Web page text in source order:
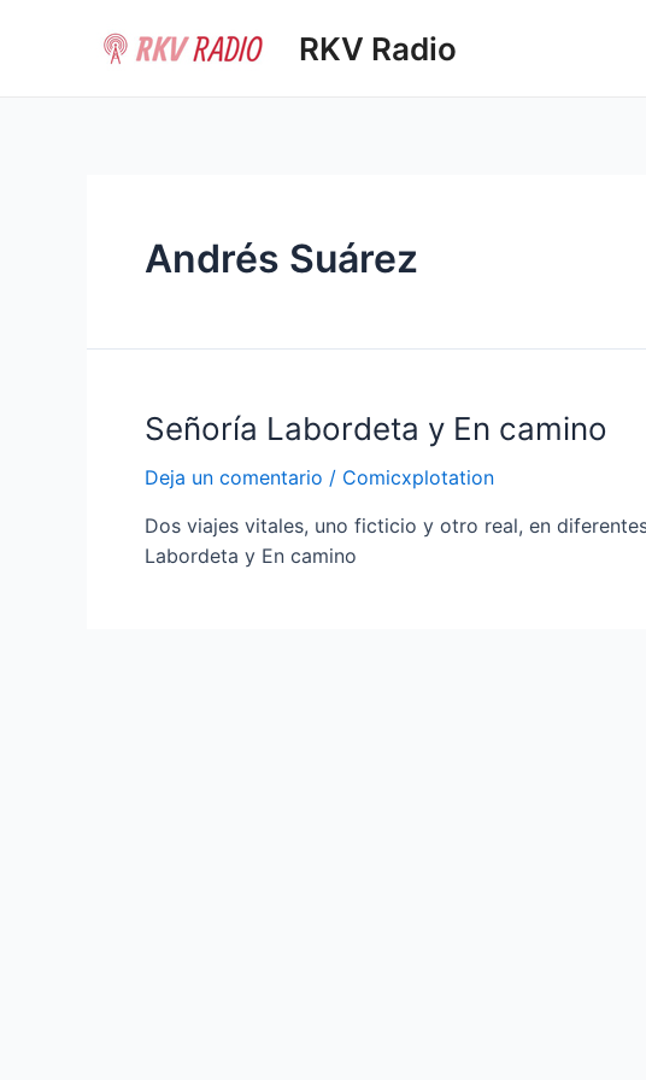
RKV Radio
Andrés Suárez
Señoría Labordeta y En camino
Deja un comentario / Comicxplotation
Dos viajes vitales, uno ficticio y otro real, en
Labordeta y En camino